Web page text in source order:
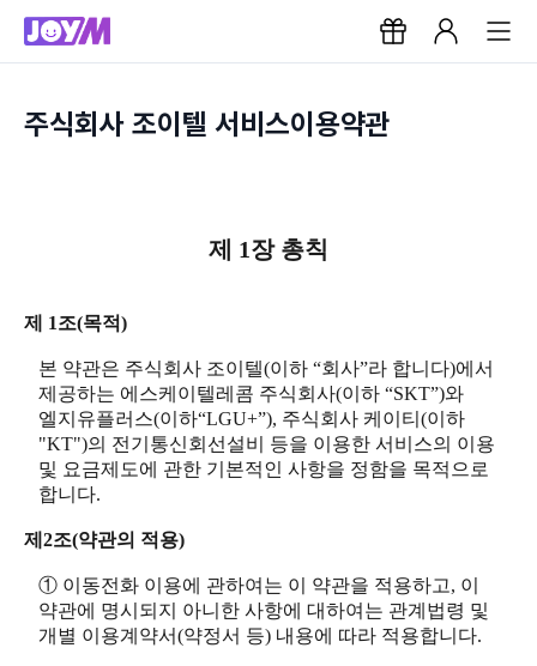
주식회사 조이텔 서비스이용약관
제 1장 총칙
제 1조(목적)
본 약관은 주식회사 조이텔(이하 “회사”라 합니다)에서
제공하는 에스케이텔레콤 주식회사(이하 “SKT”)와
엘지유플러스(이하“LGU+”), 주식회사 케이티(이하
"KT")의 전기통신회선설비 등을 이용한 서비스의 이용
및 요금제도에 관한 기본적인 사항을 정함을 목적으로
합니다.
제2조(약관의 적용)
① 이동전화 이용에 관하여는 이 약관을 적용하고, 이
약관에 명시되지 아니한 사항에 대하여는 관계법령 및
개별 이용계약서(약정서 등) 내용에 따라 적용합니다.